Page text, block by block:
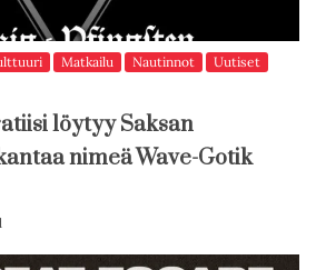
Matkailu Nautinnot
Uutiset
löytyy Saksan
nimeä Wave-Gotik